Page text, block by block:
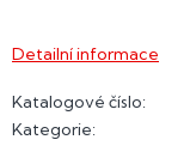
Detailní informace
Katalogové číslo:
Kategorie: